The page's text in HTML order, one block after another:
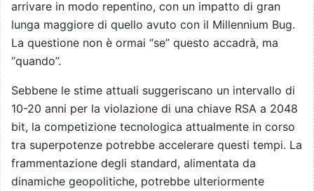
arrivare in modo repentino, con un impatto di gran
lunga maggiore di quello avuto con il Millennium Bug.
La questione non è ormai “se” questo accadrà, ma
“quando”.
Sebbene le stime attuali suggeriscano un intervallo di
10-20 anni per la violazione di una chiave RSA a 2048
bit, la competizione tecnologica attualmente in corso
tra superpotenze potrebbe accelerare questi tempi. La
frammentazione degli standard, alimentata da
dinamiche geopolitiche, potrebbe ulteriormente